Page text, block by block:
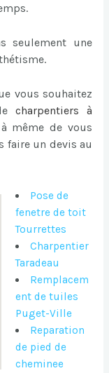
seulement une
vous souhaitez
charpentiers à
même de vous
faire un devis au
Pose de
fenetre de toit
Tourrettes
Charpentier
Taradeau
Remplacem
ent de tuiles
Puget-Ville
Reparation
de pied de
cheminee